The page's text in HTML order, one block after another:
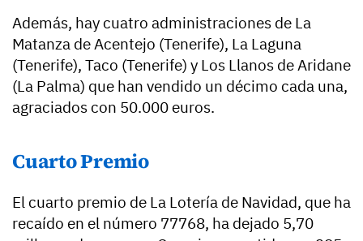
Además, hay cuatro administraciones de La
Matanza de Acentejo (Tenerife), La Laguna
(Tenerife), Taco (Tenerife) y Los Llanos de Aridane
(La Palma) que han vendido un décimo cada una,
agraciados con 50.000 euros.
Cuarto Premio
El cuarto premio de La Lotería de Navidad, que ha
recaído en el número 77768, ha dejado 5,70